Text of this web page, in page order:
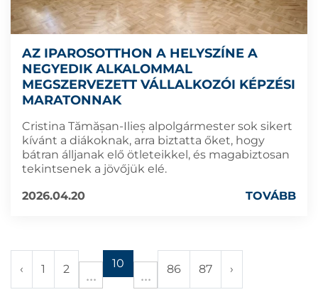
AZ IPAROSOTTHON A HELYSZÍNE A
NEGYEDIK ALKALOMMAL
MEGSZERVEZETT VÁLLALKOZÓI KÉPZÉSI
MARATONNAK
Cristina Tămășan-Ilieș alpolgármester sok sikert
kívánt a diákoknak, arra biztatta őket, hogy
bátran álljanak elő ötleteikkel, és magabiztosan
tekintsenek a jövőjük elé.
2026.04.20
TOVÁBB
‹ 1 2 10 86 87 ›